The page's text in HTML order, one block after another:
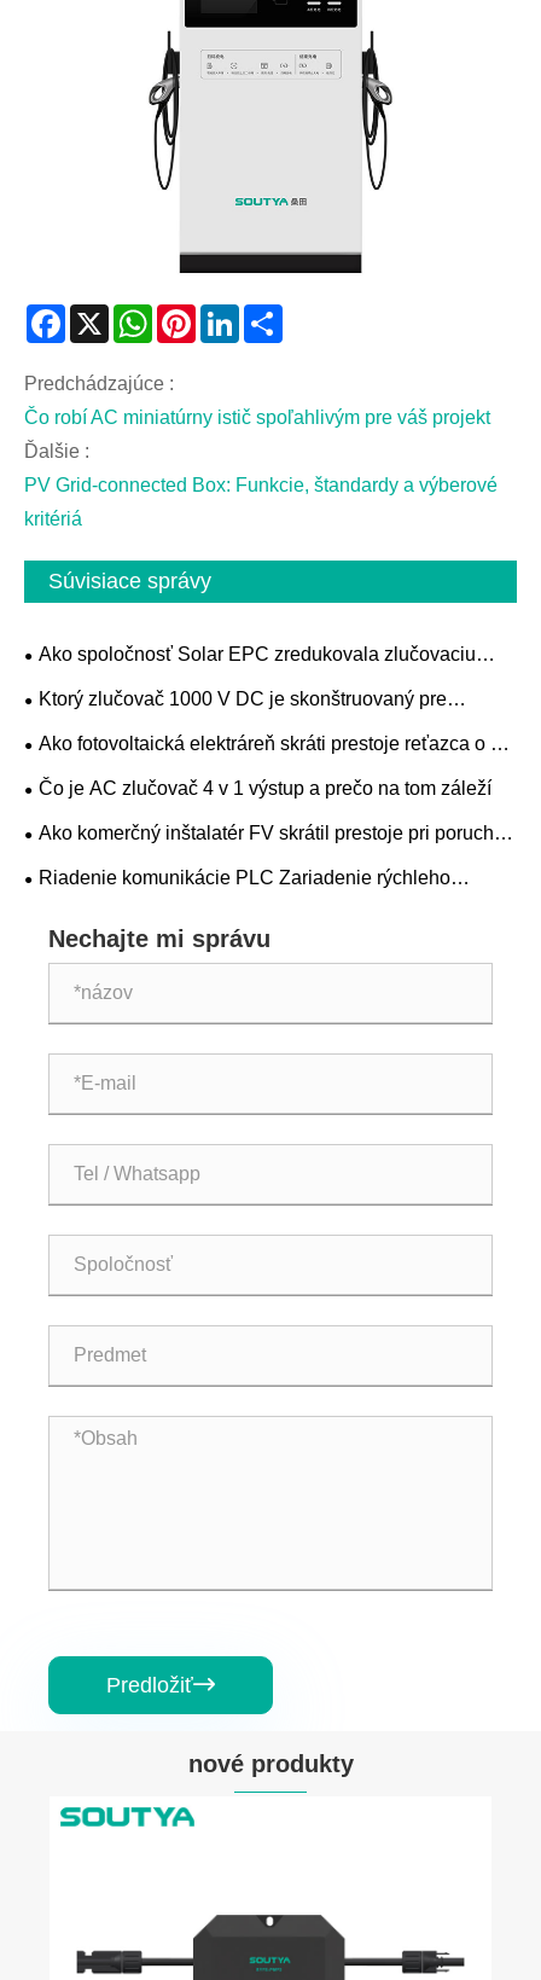
Facebook
X WhatsAppPinterestLinkedIn
Predchádzajúce :
Čo robí AC miniatúrny istič spoľahlivým pre váš projekt
Ďalšie :
PV Grid-connected Box: Funkcie, štandardy a výberové
kritériá
Súvisiace správy
Ako spoločnosť Solar EPC zredukovala zlučovaciu
skriňu o 70 % s krytmi Soutya DC
Ktorý zlučovač 1000 V DC je skonštruovaný pre
spoľahlivý FV napájanie
Ako fotovoltaická elektráreň skráti prestoje reťazca o 60
% pomocou držiaka poistky DC 1000 V
Čo je AC zlučovač 4 v 1 výstup a prečo na tom záleží
Ako komerčný inštalatér FV skrátil prestoje pri poruche
oblúka o 85 % pomocou zlučovača DC AFCI
Riadenie komunikácie PLC Zariadenie rýchleho
Nechajte mi správu
Predložiť
nové produkty